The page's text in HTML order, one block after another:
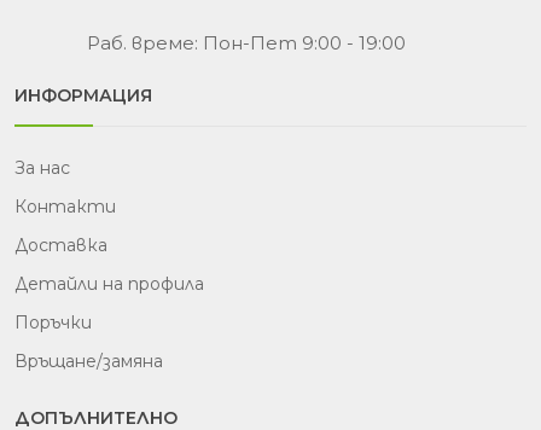
Раб. време: Пон-Пет 9:00 - 19:00
ИНФОРМАЦИЯ
За нас
Контакти
Доставка
Детайли на профила
Поръчки
Връщане/замяна
ДОПЪЛНИТЕЛНО